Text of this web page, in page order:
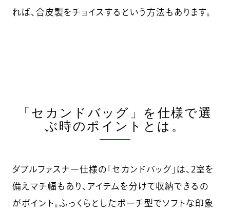
れば、合皮製をチョイスするという方法もあります。
「セカンドバッグ」を仕様で選
ぶ時のポイントとは。
ダブルファスナー仕様の「セカンドバッグ」は、2室を
備えマチ幅もあり、アイテムを分けて収納できるの
がポイント。ふっくらとしたポーチ型でソフトな印象